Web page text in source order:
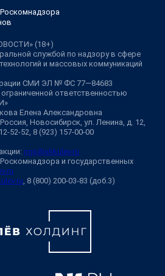
(18+)
службой по надзору в сфере
и массовых коммуникаций
СМИ ЭЛ № ФС 77—84683
ответственностью
Елена Александровна
Новосибирск, ул. Ленина, д. 12,
52-52, 8 (923) 157-00-00
ngs@shkulev.ru
и государственных
, 8 (800) 200-03-83 (доб.3)